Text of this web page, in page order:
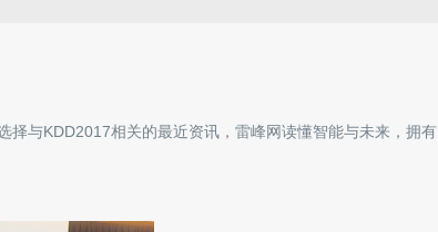
择与KDD2017相关的最近资讯，雷峰网读懂智能与未来，拥有